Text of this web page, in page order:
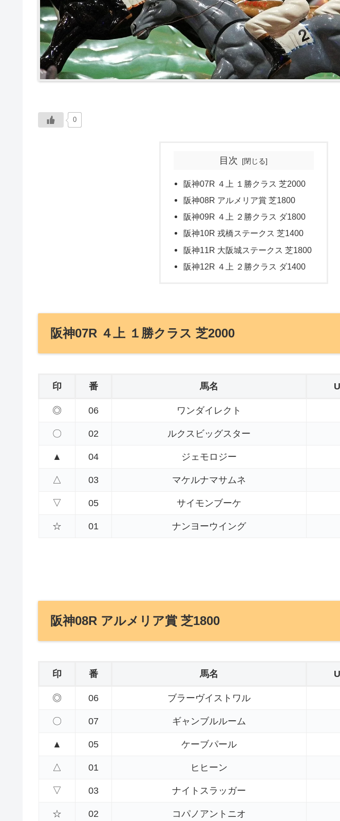
0
目次
阪神07R ４上 １勝クラス 芝2000
阪神08R アルメリア賞 芝1800
阪神09R ４上 ２勝クラス ダ1800
阪神10R 戎橋ステークス 芝1400
阪神11R 大阪城ステークス 芝1800
阪神12R ４上 ２勝クラス ダ1400
阪神07R ４上 １勝クラス 芝2000
印 番 馬名
◎ 06 ワンダイレクト
〇 02 ルクスビッグスター
▲ 04 ジェモロジー
△ 03 マケルナマサムネ
▽ 05 サイモンブーケ
☆ 01 ナンヨーウイング
阪神08R アルメリア賞 芝1800
印 番 馬名
◎ 06 ブラーヴイストワル
〇 07 ギャンブルルーム
▲ 05 ケーブパール
△ 01 ヒヒーン
▽ 03 ナイトスラッガー
☆ 02 コパノアントニオ